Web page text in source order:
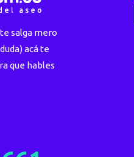
salga mero
acá te
que hables